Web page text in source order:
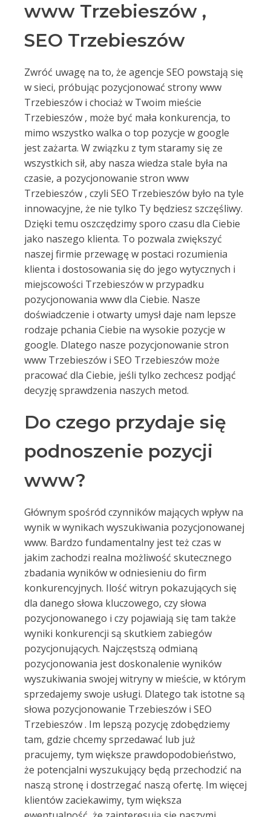
www Trzebieszów ,
SEO Trzebieszów
Zwróć uwagę na to, że agencje SEO powstają się
w sieci, próbując pozycjonować strony www
Trzebieszów i chociaż w Twoim mieście
Trzebieszów , może być mała konkurencja, to
mimo wszystko walka o top pozycje w google
jest zażarta. W związku z tym staramy się ze
wszystkich sił, aby nasza wiedza stale była na
czasie, a pozycjonowanie stron www
Trzebieszów , czyli SEO Trzebieszów było na tyle
innowacyjne, że nie tylko Ty będziesz szczęśliwy.
Dzięki temu oszczędzimy sporo czasu dla Ciebie
jako naszego klienta. To pozwala zwiększyć
naszej firmie przewagę w postaci rozumienia
klienta i dostosowania się do jego wytycznych i
miejscowości Trzebieszów w przypadku
pozycjonowania www dla Ciebie. Nasze
doświadczenie i otwarty umysł daje nam lepsze
rodzaje pchania Ciebie na wysokie pozycje w
google. Dlatego nasze pozycjonowanie stron
www Trzebieszów i SEO Trzebieszów może
pracować dla Ciebie, jeśli tylko zechcesz podjąć
decyzję sprawdzenia naszych metod.
Do czego przydaje się
podnoszenie pozycji
www?
Głównym spośród czynników mających wpływ na
wynik w wynikach wyszukiwania pozycjonowanej
www. Bardzo fundamentalny jest też czas w
jakim zachodzi realna możliwość skutecznego
zbadania wyników w odniesieniu do firm
konkurencyjnych. Ilość witryn pokazujących się
dla danego słowa kluczowego, czy słowa
pozycjonowanego i czy pojawiają się tam także
wyniki konkurencji są skutkiem zabiegów
pozycjonujących. Najczęstszą odmianą
pozycjonowania jest doskonalenie wyników
wyszukiwania swojej witryny w mieście, w którym
sprzedajemy swoje usługi. Dlatego tak istotne są
słowa pozycjonowanie Trzebieszów i SEO
Trzebieszów . Im lepszą pozycję zdobędziemy
tam, gdzie chcemy sprzedawać lub już
pracujemy, tym większe prawdopodobieństwo,
że potencjalni wyszukujący będą przechodzić na
naszą stronę i dostrzegać naszą ofertę. Im więcej
klientów zaciekawimy, tym większa